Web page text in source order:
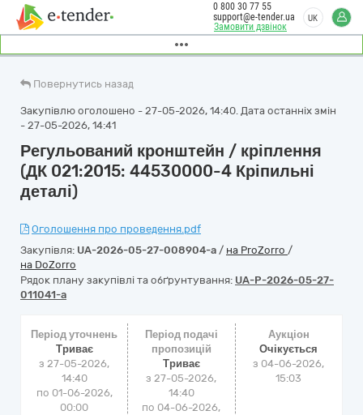
Замовити дзвінок
0 800 30 77 55
support@e-tender.ua
UK
Повернутись назад
Закупівлю оголошено - 27-05-2026, 14:40. Дата останніх змін
- 27-05-2026, 14:41
Регульований кронштейн / кріплення
(ДК 021:2015: 44530000-4 Кріпильні
деталі)
Оголошення про проведення.pdf
Закупівля: UA-2026-05-27-008904-a / на ProZorro /
на DoZorro
Рядок плану закупівлі та обґрунтування: UA-P-2026-05-27-
011041-a
Період уточнень
Триває
з 27-05-2026,
14:40
по 01-06-2026,
00:00
Період подачі
пропозицій
Триває
з 27-05-2026,
14:40
по 04-06-2026,
Аукціон
Очікується
з 04-06-2026,
15:03